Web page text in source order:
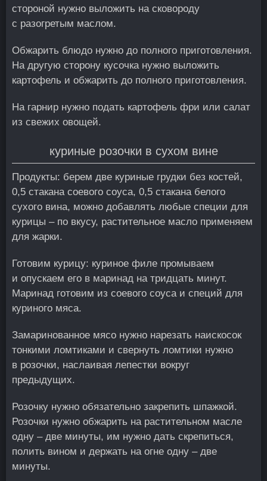
стороной нужно выложить на сковороду
с разогретым маслом.
Обжарить блюдо нужно до полного приготовления.
На другую сторону кусочка нужно выложить
картофель и обжарить до полного приготовления.
На гарнир нужно подать картофель фри или салат
из свежих овощей.
куриные розочки в сухом вине
Продукты: берем две куриные грудки без костей,
0,5 стакана соевого соуса, 0,5 стакана белого
сухого вина, можно добавлять любые специи для
курицы – по вкусу, растительное масло применяем
для жарки.
Готовим курицу: куриное филе промываем
и опускаем его в маринад на тридцать минут.
Маринад готовим из соевого соуса и специй для
куриного мяса.
Замаринованное мясо нужно нарезать наискосок
тонкими ломтиками и свернуть ломтики нужно
в розочки, наслаивая лепестки вокруг
предыдущих.
Розочку нужно обязательно закрепить шпажкой.
Розочки нужно обжарить на растительном масле
одну – две минуты, им нужно дать скрепиться,
полить вином и держать на огне одну – две
минуты.